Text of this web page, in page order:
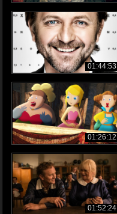
01:44:53
01:26:12
01:52:24